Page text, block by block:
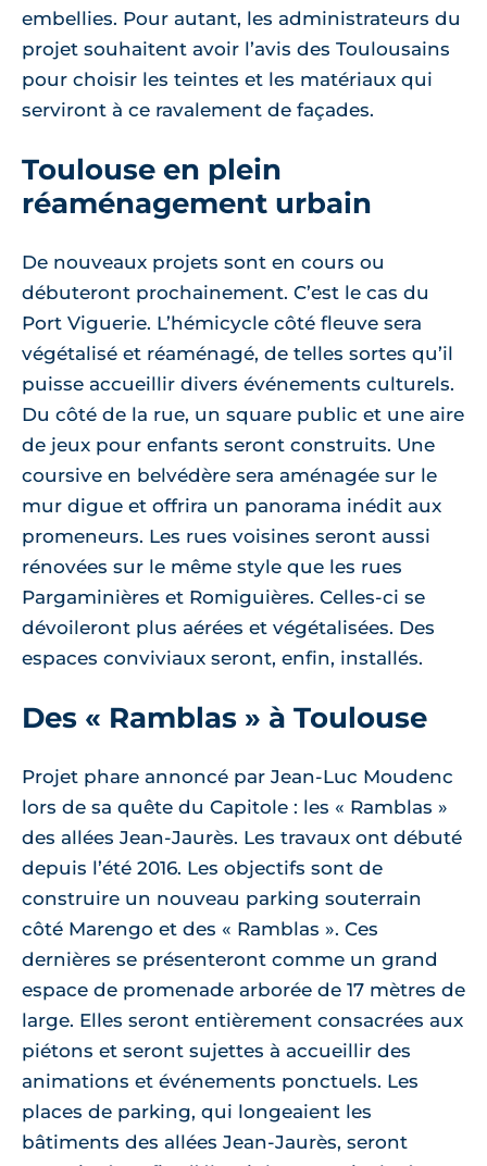
embellies. Pour autant, les administrateurs du
projet souhaitent avoir l’avis des Toulousains
pour choisir les teintes et les matériaux qui
serviront à ce ravalement de façades.
Toulouse en plein
réaménagement urbain
De nouveaux projets sont en cours ou
débuteront prochainement. C’est le cas du
Port Viguerie. L’hémicycle côté fleuve sera
végétalisé et réaménagé, de telles sortes qu’il
puisse accueillir divers événements culturels.
Du côté de la rue, un square public et une aire
de jeux pour enfants seront construits. Une
coursive en belvédère sera aménagée sur le
mur digue et offrira un panorama inédit aux
promeneurs. Les rues voisines seront aussi
rénovées sur le même style que les rues
Pargaminières et Romiguières. Celles-ci se
dévoileront plus aérées et végétalisées. Des
espaces conviviaux seront, enfin, installés.
Des « Ramblas » à Toulouse
Projet phare annoncé par Jean-Luc Moudenc
lors de sa quête du Capitole : les « Ramblas »
des allées Jean-Jaurès. Les travaux ont débuté
depuis l’été 2016. Les objectifs sont de
construire un nouveau parking souterrain
côté Marengo et des « Ramblas ». Ces
dernières se présenteront comme un grand
espace de promenade arborée de 17 mètres de
large. Elles seront entièrement consacrées aux
piétons et seront sujettes à accueillir des
animations et événements ponctuels. Les
places de parking, qui longeaient les
bâtiments des allées Jean-Jaurès, seront